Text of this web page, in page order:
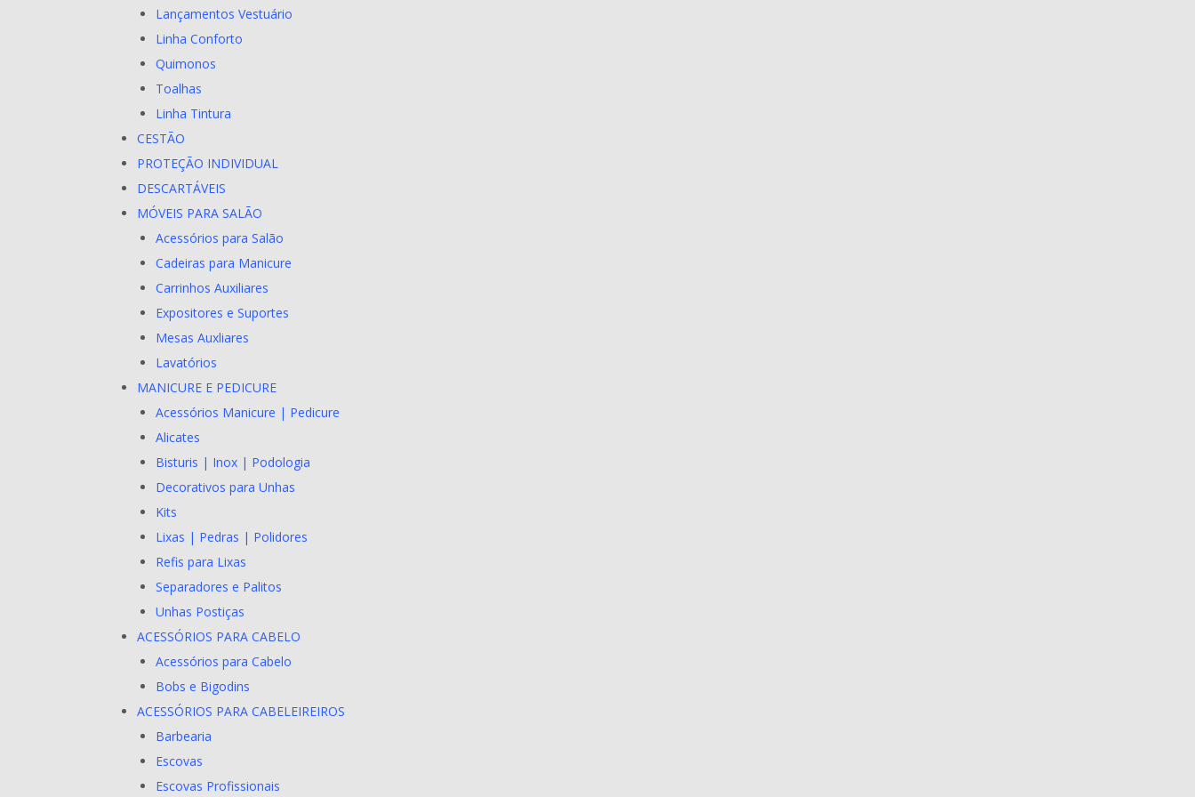
Lançamentos Vestuário
Linha Conforto
Quimonos
Toalhas
Linha Tintura
CESTÃO
PROTEÇÃO INDIVIDUAL
DESCARTÁVEIS
MÓVEIS PARA SALÃO
Acessórios para Salão
Cadeiras para Manicure
Carrinhos Auxiliares
Expositores e Suportes
Mesas Auxliares
Lavatórios
MANICURE E PEDICURE
Acessórios Manicure | Pedicure
Alicates
Bisturis | Inox | Podologia
Decorativos para Unhas
Kits
Lixas | Pedras | Polidores
Refis para Lixas
Separadores e Palitos
Unhas Postiças
ACESSÓRIOS PARA CABELO
Acessórios para Cabelo
Bobs e Bigodins
ACESSÓRIOS PARA CABELEIREIROS
Barbearia
Escovas
Escovas Profissionais